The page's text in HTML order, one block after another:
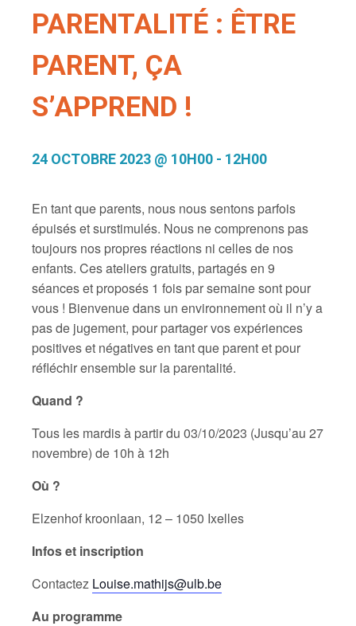
PARENTALITÉ : ÊTRE
PARENT, ÇA
S’APPREND !
24 OCTOBRE 2023 @ 10H00 - 12H00
En tant que parents, nous nous sentons parfois
épuisés et surstimulés. Nous ne comprenons pas
toujours nos propres réactions ni celles de nos
enfants. Ces ateliers gratuits, partagés en 9
séances et proposés 1 fois par semaine sont pour
vous ! Bienvenue dans un environnement où il n’y a
pas de jugement, pour partager vos expériences
positives et négatives en tant que parent et pour
réfléchir ensemble sur la parentalité.
Quand ?
Tous les mardis à partir du 03/10/2023 (Jusqu’au 27
novembre) de 10h à 12h
Où ?
Elzenhof kroonlaan, 12 – 1050 Ixelles
Infos et inscription
Contactez Louise.mathijs@ulb.be
Au programme